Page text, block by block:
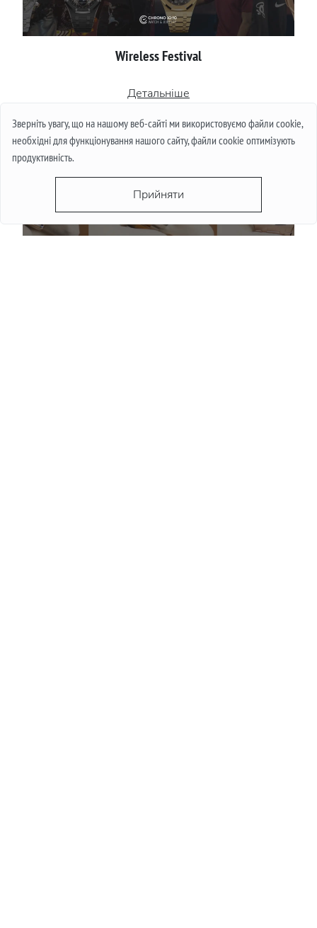
Зверніть увагу, що на нашому веб-сайті ми використовуємо файли cookie,
необхідні для функціонування нашого сайту, файли cookie оптимізують
продуктивність.
Прийняти
Wireless Festival
Детальніше